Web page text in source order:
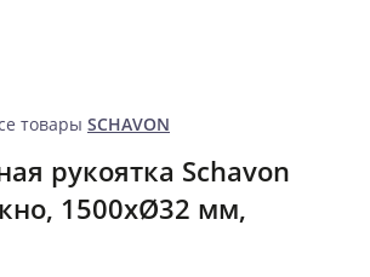
товары SCHAVON
рукоятка Schavon
1500xØ32 мм,